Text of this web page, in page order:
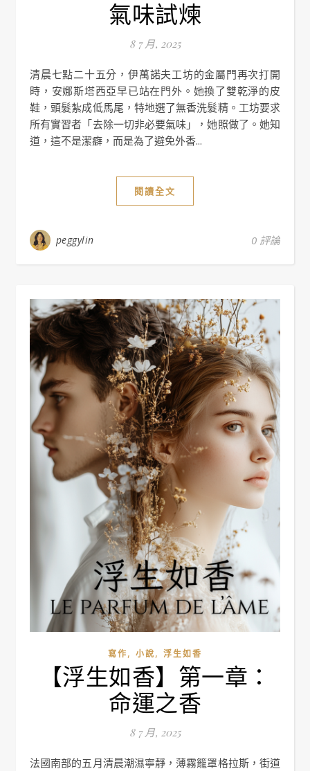
氣味試煉
8 7 月, 2025
清晨七點二十五分，伊萬諾夫工坊的金屬門再次打開
時，安娜斯塔西亞早已站在門外。她換了雙乾淨的皮
鞋，頭髮紮成低馬尾，特地選了無香洗髮精。工坊要求
所有實習者「去除一切非必要氣味」，她照做了。她知
道，這不是潔癖，而是為了避免外香...
閱讀全文
peggylin 0 評論
寫作, 小說, 浮生如香
【浮生如香】第一章：
命運之香
8 7 月, 2025
法國南部的五月清晨潮濕寧靜，薄霧籠罩格拉斯，街道